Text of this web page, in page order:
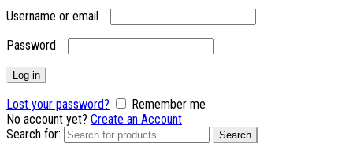
Username or email
Password
Log in
Lost your password?
Remember me
No account yet? Create an Account
Search for:
Search